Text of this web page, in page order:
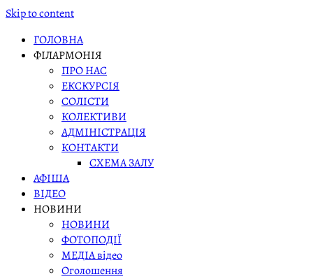
Skip to content
ГОЛОВНА
ФІЛАРМОНІЯ
ПРО НАС
ЕКСКУРСІЯ
СОЛІСТИ
КОЛЕКТИВИ
АДМІНІСТРАЦІЯ
КОНТАКТИ
СХЕМА ЗАЛУ
АФІША
ВІДЕО
НОВИНИ
НОВИНИ
ФОТОПОДІЇ
МЕДІА відео
Оголошення